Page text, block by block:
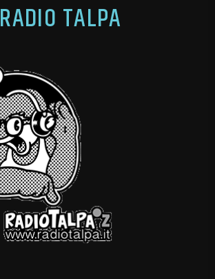
RADIO TALPA